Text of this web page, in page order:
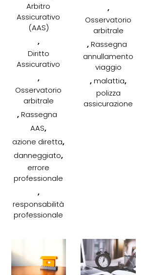
Arbitro
Assicurativo
(AAS)
,
Diritto
Assicurativo
,
Osservatorio
arbitrale
,Rassegna
AAS,
azione diretta,
danneggiato,
errore
professionale
,
responsabilità
professionale
,
Osservatorio
arbitrale
,Rassegna
annullamento
viaggio
,malattia,
polizza
assicurazione